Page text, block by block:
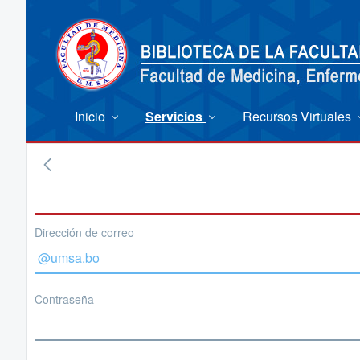
Inicio Servicios Recursos Virtuales
Dirección de correo
Contraseña